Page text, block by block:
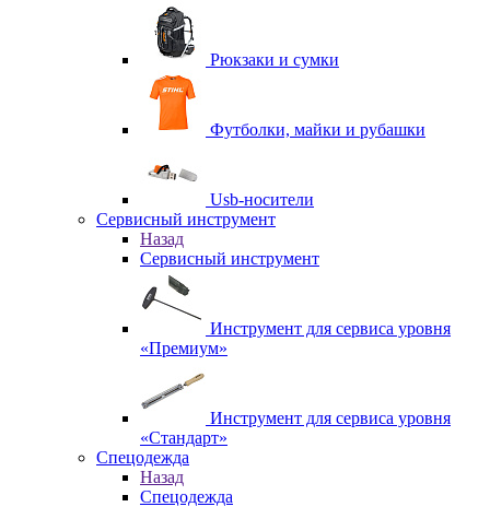
Рюкзаки и сумки
Футболки, майки и рубашки
Usb-носители
Сервисный инструмент
Назад
Сервисный инструмент
Инструмент для сервиса уровня
«Премиум»
Инструмент для сервиса уровня
«Стандарт»
Спецодежда
Назад
Спецодежда